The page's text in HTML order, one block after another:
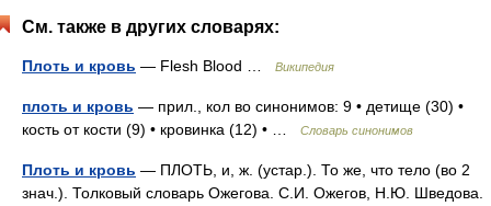
См. также в других словарях:
Плоть и кровь — Flesh Blood … Википедия
плоть и кровь — прил., кол во синонимов: 9 • детище (30) •
кость от кости (9) • кровинка (12) • …
Словарь синонимов
Плоть и кровь — ПЛОТЬ, и, ж. (устар.). То же, что тело (во 2
знач.). Толковый словарь Ожегова. С.И. Ожегов, Н.Ю. Шведова.